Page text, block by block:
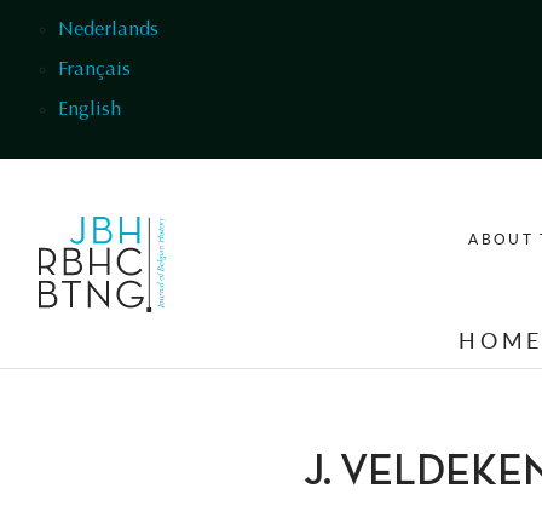
Nederlands
Français
English
ABOUT
HOME
J.